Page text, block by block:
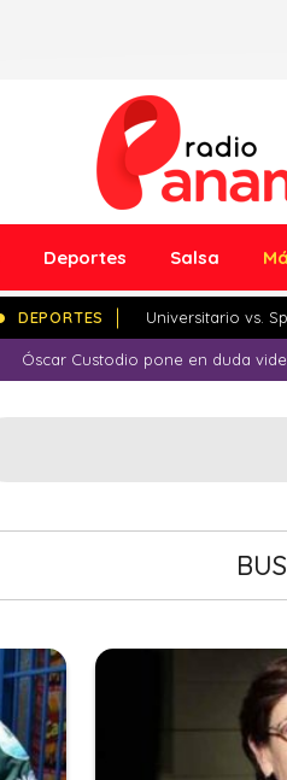
Deportes Salsa
DEPORTES Universitario vs.
Óscar Custodio pone en duda